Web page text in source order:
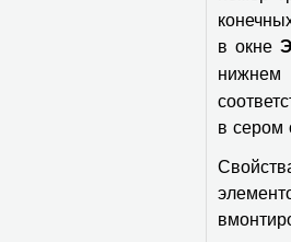
в окне
в сером